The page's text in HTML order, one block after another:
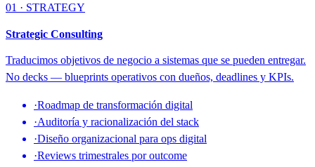
01 · STRATEGY
Strategic Consulting
Traducimos objetivos de negocio a sistemas que se pueden entregar.
No decks — blueprints operativos con dueños, deadlines y KPIs.
·Roadmap de transformación digital
·Auditoría y racionalización del stack
·Diseño organizacional para ops digital
·Reviews trimestrales por outcome